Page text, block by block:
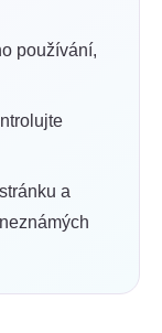
používání,
a